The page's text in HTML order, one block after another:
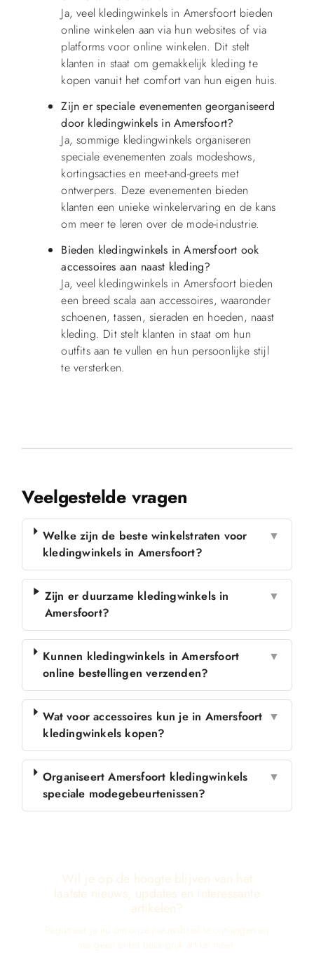
Ja, veel kledingwinkels in Amersfoort bieden
online winkelen aan via hun websites of via
platforms voor online winkelen. Dit stelt
klanten in staat om gemakkelijk kleding te
kopen vanuit het comfort van hun eigen huis.
Zijn er speciale evenementen georganiseerd
door kledingwinkels in Amersfoort?
Ja, sommige kledingwinkels organiseren
speciale evenementen zoals modeshows,
kortingsacties en meet-and-greets met
ontwerpers. Deze evenementen bieden
klanten een unieke winkelervaring en de kans
om meer te leren over de mode-industrie.
Bieden kledingwinkels in Amersfoort ook
accessoires aan naast kleding?
Ja, veel kledingwinkels in Amersfoort bieden
een breed scala aan accessoires, waaronder
schoenen, tassen, sieraden en hoeden, naast
kleding. Dit stelt klanten in staat om hun
outfits aan te vullen en hun persoonlijke stijl
te versterken.
Veelgestelde vragen
Welke zijn de beste winkelstraten voor
kledingwinkels in Amersfoort?
▼
Zijn er duurzame kledingwinkels in
Amersfoort?
▼
Kunnen kledingwinkels in Amersfoort
online bestellingen verzenden?
▼
Wat voor accessoires kun je in Amersfoort
kledingwinkels kopen?
▼
Organiseert Amersfoort kledingwinkels
speciale modegebeurtenissen?
▼
Wil je op de hoogte blijven van het
laatste nieuws, updates en interessante
artikelen?
Registreer je nu om onze nieuwsbrief te ontvangen en
mis geen enkel belangrijk artikel meer.